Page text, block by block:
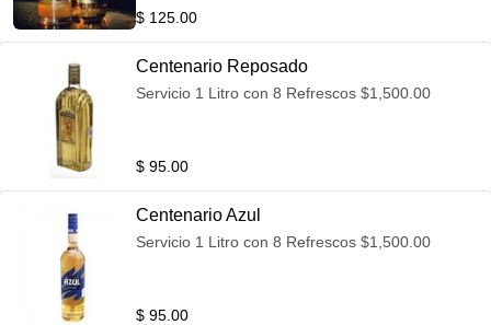
$ 125.00
Centenario Reposado
Servicio 1 Litro con 8 Refrescos $1,500.00
$ 95.00
Centenario Azul
Servicio 1 Litro con 8 Refrescos $1,500.00
$ 95.00